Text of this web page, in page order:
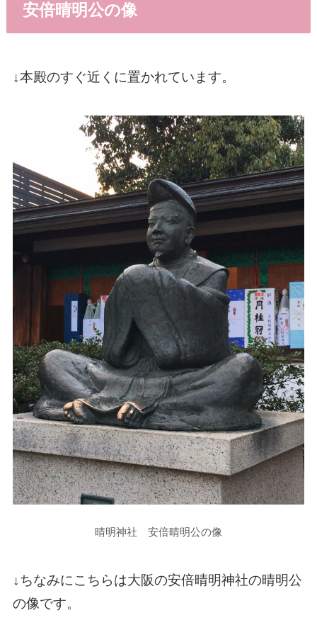
安倍晴明公の像
↓本殿のすぐ近くに置かれています。
晴明神社 安倍晴明公の像
↓ちなみにこちらは大阪の安倍晴明神社の晴明公
の像です。